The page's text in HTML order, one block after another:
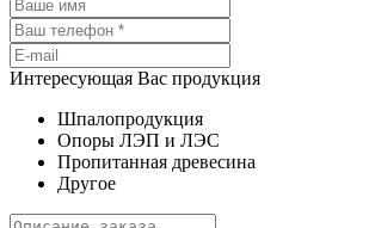
Интересующая Вас продукция
Шпалопродукция
Опоры ЛЭП и ЛЭС
Пропитанная древесина
Другое